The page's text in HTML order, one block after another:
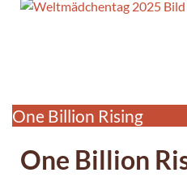
One Billion Rising
One Billion